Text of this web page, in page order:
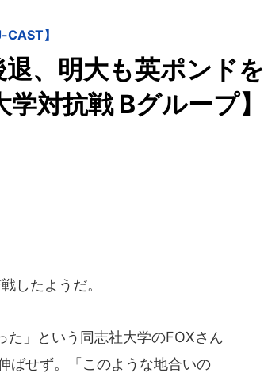
】
、明大も英ポンドを
対抗戦 Bグループ】
したようだ。
」という同志社大学のFOXさん
ばせず。「このような地合いの